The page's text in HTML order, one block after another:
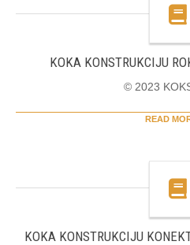
KOKA KONSTRUKCIJU
© 2023
READ
KOKA KONSTRUKCIJU